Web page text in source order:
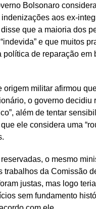
Bolsonaro
aos ex-
que a maioria dos
e que muitos
política de reparação em
origem militar afirmou
o governo decidiu
além de tentar
ele considera uma
o mesmo
trabalhos da Comissão
justas, mas logo
sem fundamento